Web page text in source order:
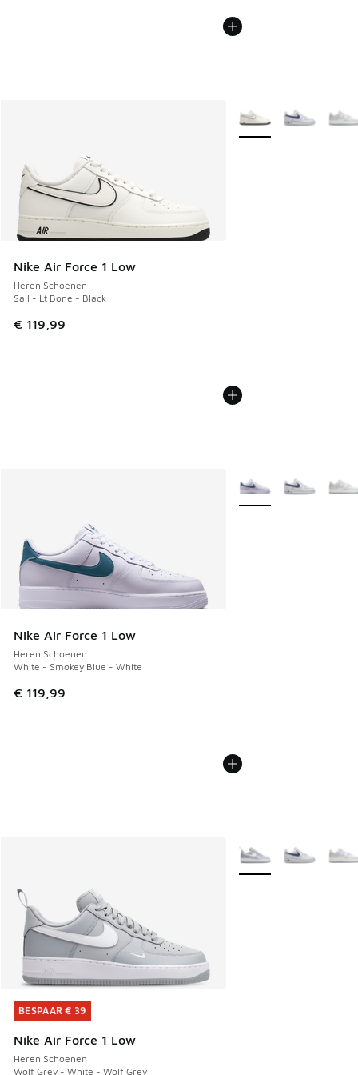
Nike Air Force 1 Low
Heren Schoenen
Sail - Lt Bone - Black
€ 119,99
Meer kleuren
Nike Air Force 1 Low
Heren Schoenen
White - Smokey Blue - White
€ 119,99
Meer kleuren
BESPAAR € 39
Nike Air Force 1 Low
Heren Schoenen
Wolf Grey - White - Wolf Grey
BESPAAR € 39
Meer kleuren